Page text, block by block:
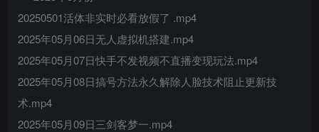
20250501活体非实时必看放假了 .mp4
2025年05月06日无人虚拟机搭建.mp4
2025年05月07日快手不发视频不直播变现玩法.mp4
2025年05月08日搞号方法永久解除人脸技术阻止更新技
术.mp4
2025年05月09日三剑客梦一.mp4